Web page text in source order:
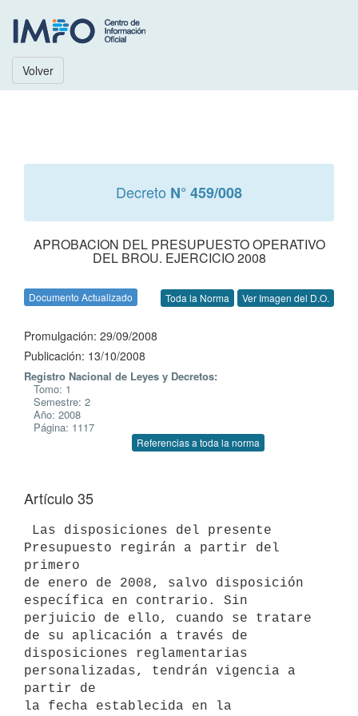
Volver
Decreto N° 459/008
APROBACION DEL PRESUPUESTO OPERATIVO
DEL BROU. EJERCICIO 2008
Documento Actualizado Toda la Norma Ver Imagen del D.O.
Promulgación: 29/09/2008
Publicación: 13/10/2008
Registro Nacional de Leyes y Decretos:
Tomo: 1
Semestre: 2
Año: 2008
Página: 1117
Referencias a toda la norma
Artículo 35
Presupuesto regirán a partir del
primero
de enero de 2008, salvo disposición
específica en contrario. Sin
perjuicio de ello, cuando se tratare
de su aplicación a través de
disposiciones reglamentarias
personalizadas, tendrán vigencia a
partir de
la fecha establecida en la